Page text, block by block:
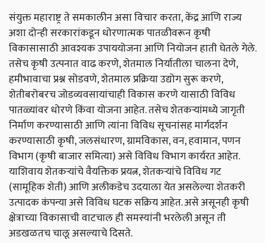
संयुक्त महाराष्ट्र ते समकालीन असा विचार करता, केंद्र आणि राज्य
अशा दोन्ही सरकारांकडून धोरणात्मक पातळीवरून कृषी
विकासासाठी आवश्यक उपाययोजना आणि नियोजन हाती घेतले गेले.
तसेच कृषी उत्पनात वाढ करणे, शेतमाल निर्यातीला चालना देणे,
हमीभावाचा प्रश्न सोडवणे, शेतमाल प्रक्रिया उद्योग सुरू करणे,
शेतीबरोबरच जोडव्यवसायांचाही विकास करणे यासाठी विविध
पातळ्यांवर धोरणे किंवा योजना आहेत. तसेच शेतकऱ्यांमध्ये जागृती
निर्माण करण्यासाठी आणि त्यांना विविध सूचनांसह मार्गदर्शन
करण्यासाठी कृषी, जलसंधारण, ग्रामविकास, वन, हवामान, पणन
विभाग (कृषी बाजार समित्या) असे विविध विभाग कार्यरत आहेत.
याशिवाय शेतकऱ्यांचे वैयक्तिक प्रयत्न, शेतकऱ्यांचे विविध गट
(सामूहिक शेती) आणि अलीकडेच उदयाला येत असलेल्या शेतकरी
उत्पादक कंपन्या असे विविध घटक सक्रिय आहेत. असे असूनही कृषी
क्षेत्राच्या विकासाची वाटचाल ही समस्यांनी भरलेली असून ती
अडखळतच चालू असल्याचे दिसते.